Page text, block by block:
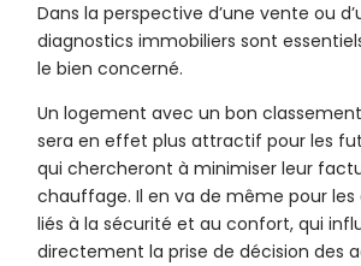
Dans la perspective d’une vente ou
diagnostics immobiliers sont
le bien concerné.
Un logement avec un bon
sera en effet plus attractif pour les
qui chercheront à minimiser leur
chauffage. Il en va de même pour
liés à la sécurité et au confort, qui
directement la prise de décision des